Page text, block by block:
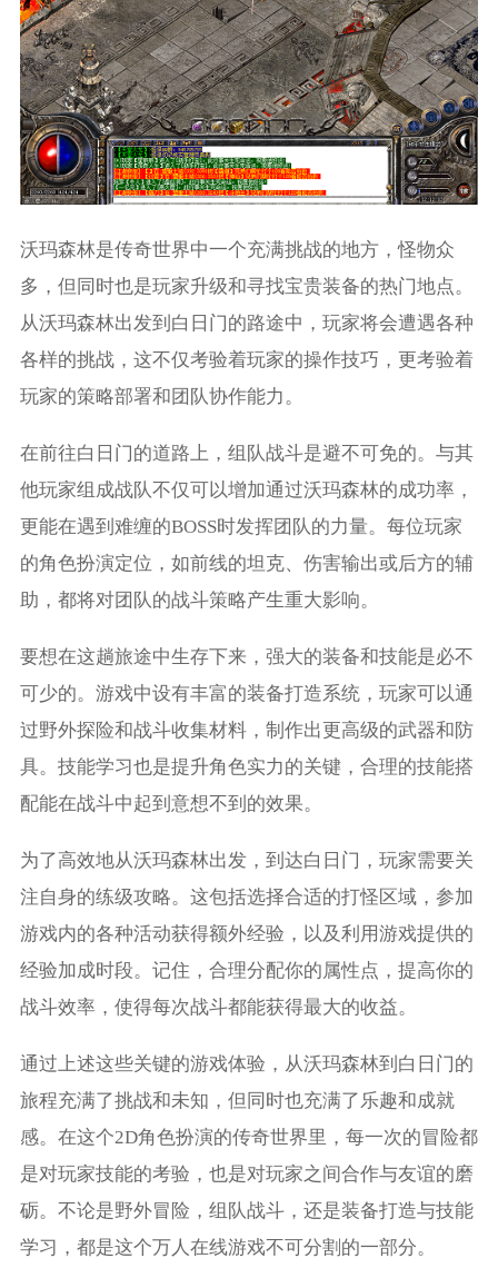
沃玛森林是传奇世界中一个充满挑战的地方，怪物众
多，但同时也是玩家升级和寻找宝贵装备的热门地点。
从沃玛森林出发到白日门的路途中，玩家将会遭遇各种
各样的挑战，这不仅考验着玩家的操作技巧，更考验着
玩家的策略部署和团队协作能力。
在前往白日门的道路上，组队战斗是避不可免的。与其
他玩家组成战队不仅可以增加通过沃玛森林的成功率，
更能在遇到难缠的BOSS时发挥团队的力量。每位玩家
的角色扮演定位，如前线的坦克、伤害输出或后方的辅
助，都将对团队的战斗策略产生重大影响。
要想在这趟旅途中生存下来，强大的装备和技能是必不
可少的。游戏中设有丰富的装备打造系统，玩家可以通
过野外探险和战斗收集材料，制作出更高级的武器和防
具。技能学习也是提升角色实力的关键，合理的技能搭
配能在战斗中起到意想不到的效果。
为了高效地从沃玛森林出发，到达白日门，玩家需要关
注自身的练级攻略。这包括选择合适的打怪区域，参加
游戏内的各种活动获得额外经验，以及利用游戏提供的
经验加成时段。记住，合理分配你的属性点，提高你的
战斗效率，使得每次战斗都能获得最大的收益。
通过上述这些关键的游戏体验，从沃玛森林到白日门的
旅程充满了挑战和未知，但同时也充满了乐趣和成就
感。在这个2D角色扮演的传奇世界里，每一次的冒险都
是对玩家技能的考验，也是对玩家之间合作与友谊的磨
砺。不论是野外冒险，组队战斗，还是装备打造与技能
学习，都是这个万人在线游戏不可分割的一部分。